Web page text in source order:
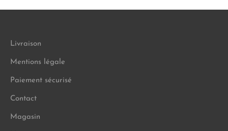
Livraison
Mentions légale
Paiement sécurisé
Contact
Magasin